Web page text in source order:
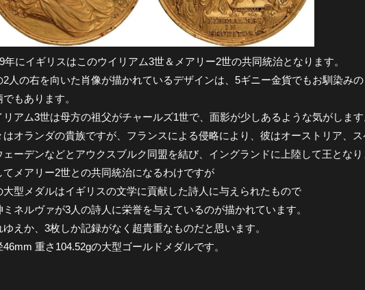
年にイギリスはこのウイリアム3世＆メアリー2世の共同統治となります。
2人の右を向いた肖像が描かれているデザインは、5ギニー金貨でもお馴染みの
でもあります。
リアム3世は母方の祖父がチャールズ1世で、面影が少しあるような気がします
はオランダの貴族ですが、フランスによる侵略により、彼はオーストリア、ス
ェーデンなどとアウクスブルク同盟を結び、イングランドに上陸して王となり
てメアリー2世との共同統治になるわけですが
大型メダルはイギリスの文学に貢献した詩人に与えられたもので
ミネルヴァが3人の詩人に栄誉を与えているのが描かれています。
ゆえか、3枚しか記録がなく超貴重なものだと思います。
46mm 重さ104.52gの大型ゴールドメダルです。